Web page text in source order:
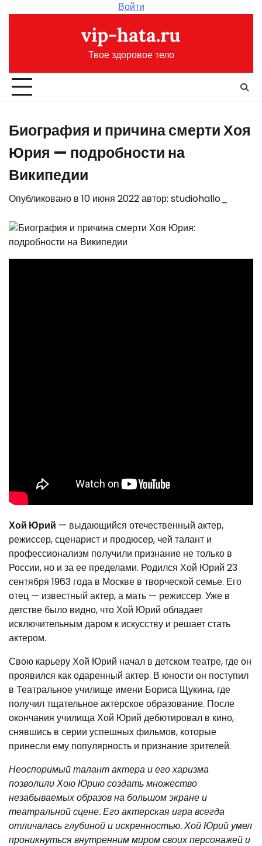
Войти
vip-hata.ru
Твое здоровое тело
Биография и причина смерти Хоя
Юрия — подробности на
Википедии
Опубликовано в 10 июня 2022автор: studiohallo_
Хой Юрий — выдающийся отечественный актер,
режиссер, сценарист и продюсер, чей талант и
профессионализм получили признание не только в
России, но и за ее пределами. Родился Хой Юрий 23
сентября 1963 года в Москве в творческой семье. Его
отец — известный актер, а мать — режиссер. Уже в
детстве было видно, что Хой Юрий обладает
исключительным даром к искусству и решает стать
актером.
Свою карьеру Хой Юрий начал в детском театре, где он
проявился как одаренный актер. В юности он поступил
в Театральное училище имени Бориса Щукина, где
получил тщательное актерское образование. После
окончания училища Хой Юрий дебютировал в кино,
снявшись в серии успешных фильмов, которые
принесли ему популярность и признание зрителей.
Неоспоримый талант актера и его харизма
позволили Хою Юрию создать множество
незабываемых образов на большом экране и
театральной сцене. Его актерская игра всегда
отличалась глубиной и искренностью. Хой Юрий умел
проникнуться внутренним миром своих персонажей и